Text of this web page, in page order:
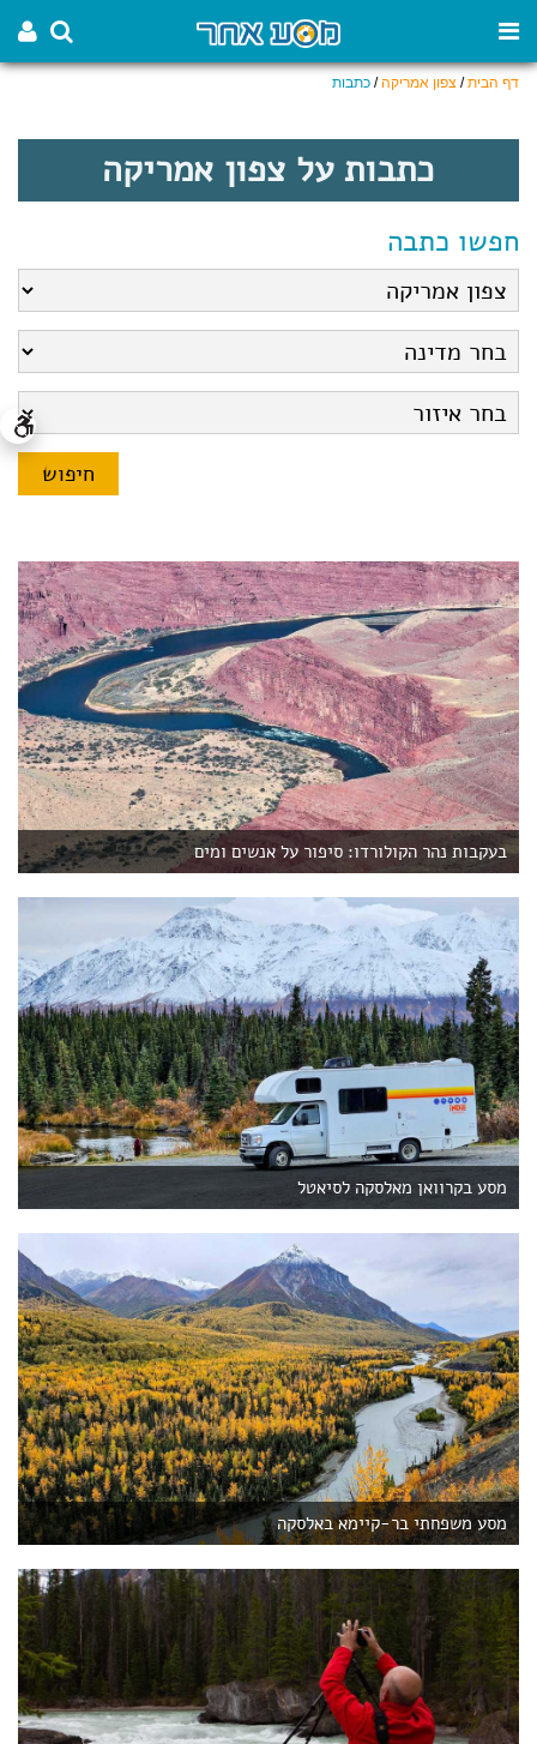
דף הבית/ צפון אמריקה/ כתבות
כתבות על צפון אמריקה
חפשו כתבה
בעקבות נהר הקולורדו: סיפור על אנשים ומים
מסע בקרוואן מאלסקה לסיאטל
מסע משפחתי בר-קיימא באלסקה